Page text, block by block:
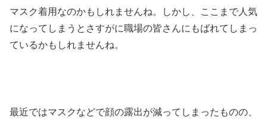
マスク着用なのかもしれませんね。しかし、ここまで人気
になってしまうとさすがに職場の皆さんにもばれてしまっ
ているかもしれませんね。
最近ではマスクなどで顔の露出が減ってしまったものの、